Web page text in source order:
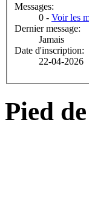
Messages:
0 - Voir les
Dernier message:
Jamais
Date d'inscription:
22-04-2026
Pied